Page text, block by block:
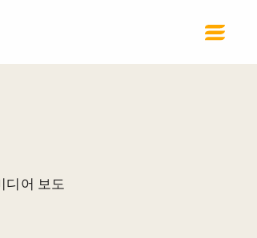
디어 보도